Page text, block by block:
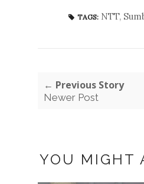
TAGS: NTT,
← Previous Story
Newer Post
YOU MIGHT